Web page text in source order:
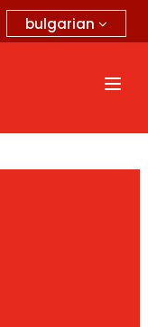
bulgarian